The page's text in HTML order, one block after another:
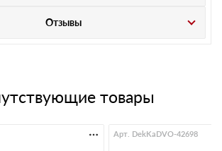
Отзывы
товары
Арт. DekKaDVO-42698